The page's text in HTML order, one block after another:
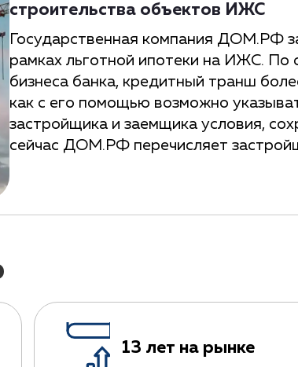
строительства объектов ИЖС
Государственная компания ДОМ.РФ
рамках льготной ипотеки на ИЖС. По
бизнеса банка, кредитный транш
как с его помощью возможно
застройщика и заемщика условия,
сейчас ДОМ.РФ перечисляет
13 лет на рынке